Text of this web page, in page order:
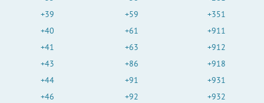
+39
+40
+41
+43
+44
+46
+59
+61
+63
+86
+91
+92
+351
+911
+912
+918
+931
+932